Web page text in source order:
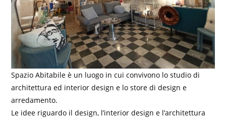
Spazio Abitabile è un luogo in cui convivono lo studio di
architettura ed interior design e lo store di design e
arredamento.
Le idee riguardo il design, l’interior design e l’architettura